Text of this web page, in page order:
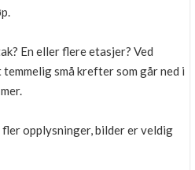
En eller flere etasjer? Ved
små krefter som går ned i
fler opplysninger, bilder er veldig